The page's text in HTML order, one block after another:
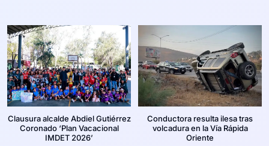
Clausura alcalde Abdiel Gutiérrez
Coronado ‘Plan Vacacional
IMDET 2026’
Conductora resulta ilesa tras
volcadura en la Vía Rápida
Oriente